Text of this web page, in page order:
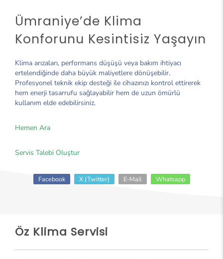
Ümraniye’de Klima
Konforunu Kesintisiz Yaşayın
Klima arızaları, performans düşüşü veya bakım ihtiyacı
ertelendiğinde daha büyük maliyetlere dönüşebilir.
Profesyonel teknik ekip desteği ile cihazınızı kontrol ettirerek
hem enerji tasarrufu sağlayabilir hem de uzun ömürlü
kullanım elde edebilirsiniz.
Hemen Ara
Servis Talebi Oluştur
Facebook X (Twitter) E-Mail Whatsapp
Öz Klima Servisi